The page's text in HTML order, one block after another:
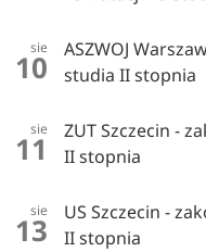
sie
10
ASZWOJ
studia II stopnia
sie
11
ZUT Szczecin -
II stopnia
sie
13
US Szczecin -
II stopnia